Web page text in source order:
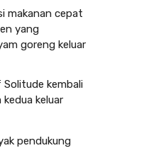
makanan cepat
yang
goreng keluar
Solitude kembali
keluar
pendukung